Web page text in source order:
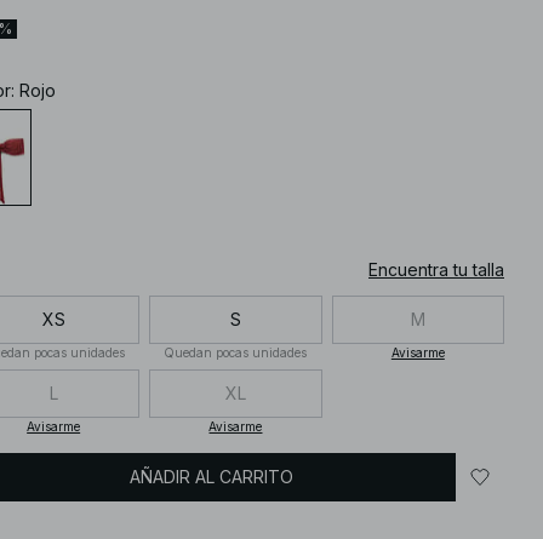
: Rojo
Encuentra tu talla
XS
pocas unidades
S
Quedan pocas unidades
M
Avisarme
L
Avisarme
XL
Avisarme
AÑADIR AL CARRITO